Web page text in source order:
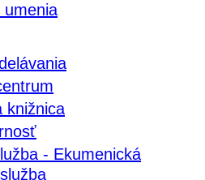
umenia
knižnica
- Ekumenická